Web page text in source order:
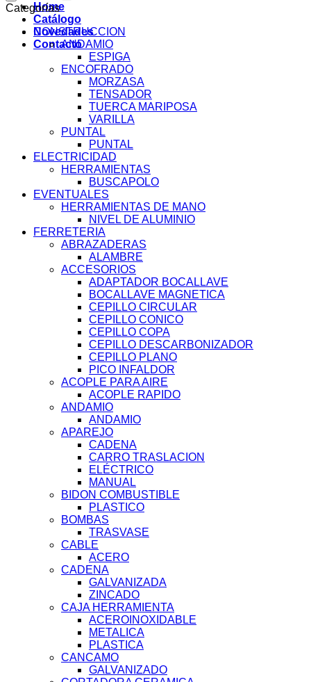
Home
Catálogo
Novedades
Contacto
Categorías
CONSTRUCCION
ANDAMIO
ESPIGA
ENCOFRADO
MORZASA
TENSADOR
TUERCA MARIPOSA
VARILLA
PUNTAL
PUNTAL
ELECTRICIDAD
HERRAMIENTAS
BUSCAPOLO
EVENTUALES
HERRAMIENTAS DE MANO
NIVEL DE ALUMINIO
FERRETERIA
ABRAZADERAS
ALAMBRE
ACCESORIOS
ADAPTADOR BOCALLAVE
BOCALLAVE MAGNETICA
CEPILLO CIRCULAR
CEPILLO CONICO
CEPILLO COPA
CEPILLO DESCARBONIZADOR
CEPILLO PLANO
PICO INFALDOR
ACOPLE PARA AIRE
ACOPLE RAPIDO
ANDAMIO
ANDAMIO
APAREJO
CADENA
CARRO TRASLACION
ELÉCTRICO
MANUAL
BIDON COMBUSTIBLE
PLASTICO
BOMBAS
TRASVASE
CABLE
ACERO
CADENA
GALVANIZADA
ZINCADO
CAJA HERRAMIENTA
ACEROINOXIDABLE
METALICA
PLASTICA
CANCAMO
GALVANIZADO